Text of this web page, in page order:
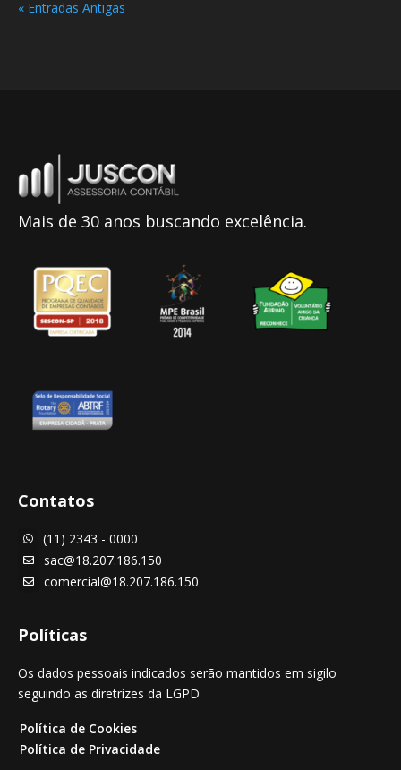
« Entradas Antigas
Mais de 30 anos buscando excelência.
Contatos
 (11) 2343 - 0000
 sac@18.207.186.150
 comercial@18.207.186.150
Políticas
Os dados pessoais indicados serão mantidos em sigilo
seguindo as diretrizes da LGPD
Política de Cookies
Política de Privacidade